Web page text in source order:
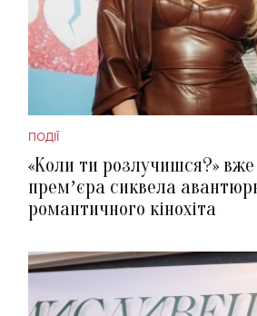
ПОДІЇ
«Коли ти розлучишся?» вже
премʼєра сиквела
романтичного кінохіта